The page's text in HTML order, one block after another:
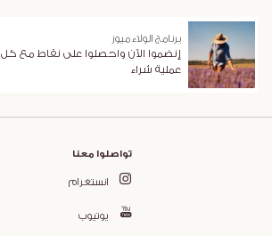
برنامج الولاء ميوز
إنضموا الآن واحصلوا على نقاط مع كل
عملية شراء
تواصلوا معنا
انستغرام
يوتيوب